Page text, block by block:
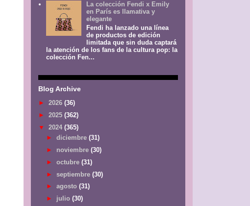
La colección Fendi x Emily
en París es llamativa y
elegante
Fendi ha lanzado una línea
de productos de edición
limitada que sin duda captará
la atención de los fans de la cultura pop: la
colección Fen...
Blog Archive
► 2026 (36)
► 2025 (362)
▼ 2024 (365)
► diciembre (31)
► noviembre (30)
► octubre (31)
► septiembre (30)
► agosto (31)
► julio (30)